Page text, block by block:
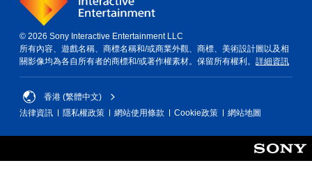
© 2026 Sony Interactive Entertainment LLC
所有內容、遊戲名稱、商標名稱和/或商業外觀、商標、美術設計圖以及相
關影像均為各自所有者的商標和/或著作權素材。保留所有權利。 詳細資訊
香港 (繁體中文)
法律資訊
隱私權政策 網站使用條款 Cookie政策 網站地圖